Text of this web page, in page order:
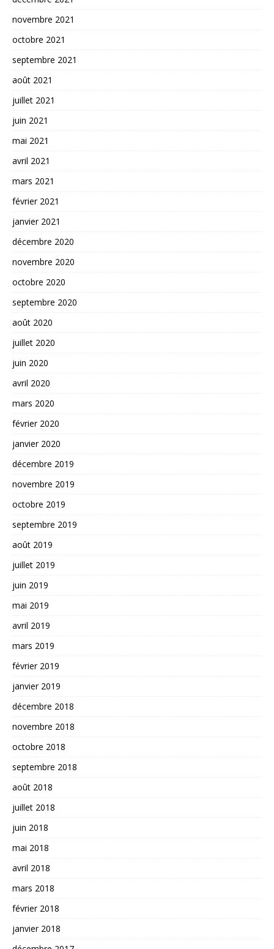
novembre 2021
octobre 2021
septembre 2021
août 2021
juillet 2021
juin 2021
mai 2021
avril 2021
mars 2021
février 2021
janvier 2021
décembre 2020
novembre 2020
octobre 2020
septembre 2020
août 2020
juillet 2020
juin 2020
avril 2020
mars 2020
février 2020
janvier 2020
décembre 2019
novembre 2019
octobre 2019
septembre 2019
août 2019
juillet 2019
juin 2019
mai 2019
avril 2019
mars 2019
février 2019
janvier 2019
décembre 2018
novembre 2018
octobre 2018
septembre 2018
août 2018
juillet 2018
juin 2018
mai 2018
avril 2018
mars 2018
février 2018
janvier 2018